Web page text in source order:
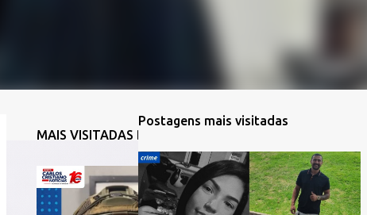
MAIS VISITADAS DA SEMANA
Postagens mais visitadas